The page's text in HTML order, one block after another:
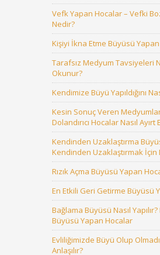
Vefk Yapan Hocalar – Vefki
Nedir?
Kişiyi İkna Etme Büyüsü
Tarafsız Medyum Tavsiyeleri
Okunur?
Kendimize Büyü Yapıldığını
Kesin Sonuç Veren
Dolandırıcı Hocalar Nasıl Ayırt
Kendinden Uzaklaştırma
Kendinden Uzaklaştırmak İçin
Rızık Açma Büyüsü Yapan
En Etkili Geri Getirme Büyüsü
Bağlama Büyüsü Nasıl
Büyüsü Yapan Hocalar
Evliliğimizde Büyü Olup
Anlaşılır?